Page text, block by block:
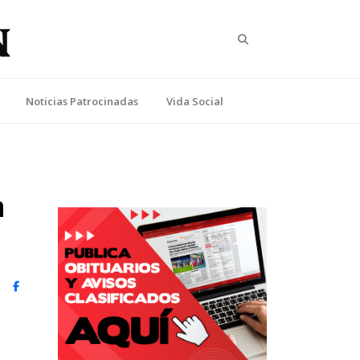
Noticias Patrocinadas Vida Social
Facebook